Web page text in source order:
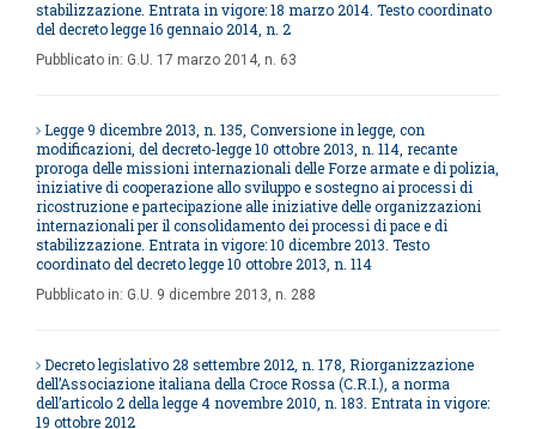
stabilizzazione. Entrata in vigore: 18 marzo 2014. Testo coordinato
del decreto legge 16 gennaio 2014, n. 2
Pubblicato in: G.U. 17 marzo 2014, n. 63
Legge 9 dicembre 2013, n. 135, Conversione in legge, con
modificazioni, del decreto-legge 10 ottobre 2013, n. 114, recante
proroga delle missioni internazionali delle Forze armate e di polizia,
iniziative di cooperazione allo sviluppo e sostegno ai processi di
ricostruzione e partecipazione alle iniziative delle organizzazioni
internazionali per il consolidamento dei processi di pace e di
stabilizzazione. Entrata in vigore: 10 dicembre 2013. Testo
coordinato del decreto legge 10 ottobre 2013, n. 114
Pubblicato in: G.U. 9 dicembre 2013, n. 288
Decreto legislativo 28 settembre 2012, n. 178, Riorganizzazione
dell’Associazione italiana della Croce Rossa (C.R.I.), a norma
dell’articolo 2 della legge 4 novembre 2010, n. 183. Entrata in vigore:
19 ottobre 2012